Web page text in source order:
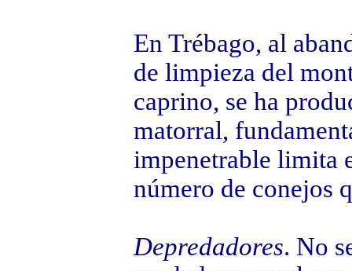
En Trébago, al
de limpieza del
caprino, se ha
matorral,
impenetrable limita
número de conejos
Depredadores. No